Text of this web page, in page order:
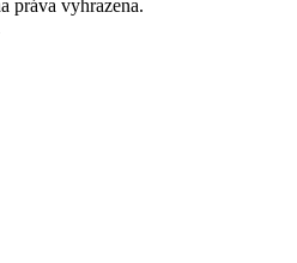
práva vyhrazena.